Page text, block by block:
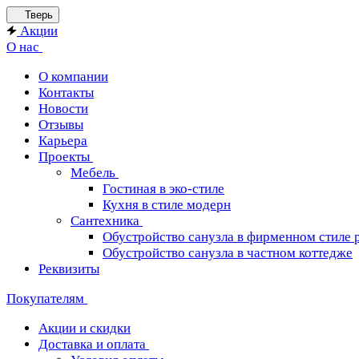
Тверь
Акции
О нас
О компании
Контакты
Новости
Отзывы
Карьера
Проекты
Мебель
Гостиная в эко-стиле
Кухня в стиле модерн
Сантехника
Обустройство санузла в фирменном стиле
Обустройство санузла в частном коттедже
Реквизиты
Покупателям
Акции и скидки
Доставка и оплата